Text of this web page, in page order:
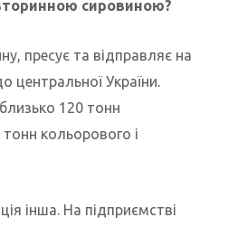
сировиною?
пресує та відправляє на
центральної України.
120 тонн
кольорового і
інша. На підприємстві